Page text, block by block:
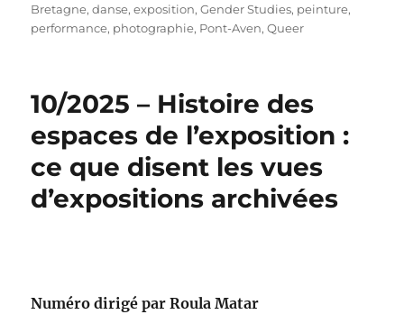
Bretagne,danse,exposition,Gender Studies, peinture,
performance, photographie, Pont-Aven,Queer
10/2025 – Histoire des
espaces de l’exposition :
ce que disent les vues
d’expositions archivées
Numéro dirigé par Roula Matar